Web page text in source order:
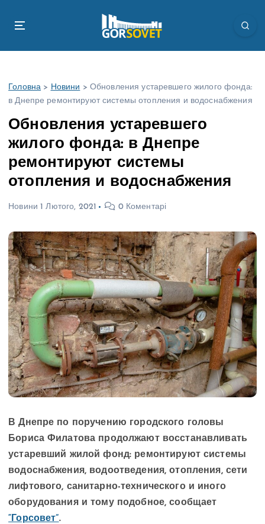
Головна > Новини > Обновления устаревшего жилого фонда:
в Днепре ремонтируют системы отопления и водоснабжения
Обновления устаревшего
жилого фонда: в Днепре
ремонтируют системы
отопления и водоснабжения
Новини 1 Лютого, 2021 0 Коментарі
В Днепре по поручению городского головы
Бориса Филатова продолжают восстанавливать
устаревший жилой фонд: ремонтируют системы
водоснабжения, водоотведения, отопления, сети
лифтового, санитарно-технического и иного
оборудования и тому подобное, сообщает
“Горсовет”.